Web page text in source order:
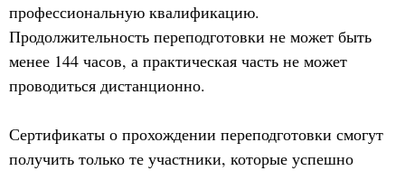
профессиональную квалификацию.
Продолжительность переподготовки не может быть
менее 144 часов, а практическая часть не может
проводиться дистанционно.
Сертификаты о прохождении переподготовки смогут
получить только те участники, которые успешно